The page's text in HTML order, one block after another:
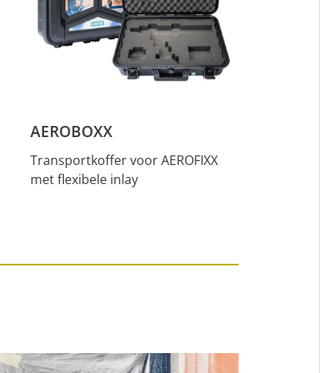
AEROBOXX
Transportkoffer voor AEROFIXX
met flexibele inlay